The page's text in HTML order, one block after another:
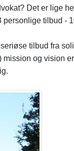
Det er lige
tilbud -
tilbud fra
og vision